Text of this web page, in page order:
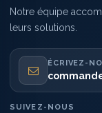
Notre équipe
leurs solutions.
ÉCRIVEZ-
SUIVEZ-NOUS